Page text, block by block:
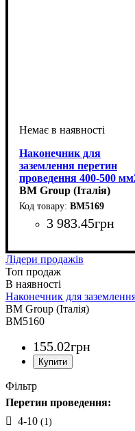
Наконечник для
заземлення перетин
проведення 400-500
BM Group (Італія)
BM5169
3 983.45грн
наконечник
Лідери продажів
Топ продаж
Наконечник для
BM Group (Італія)
BM5160
155.02грн
Фільтр
Перетин проведення:
4-10 (1)